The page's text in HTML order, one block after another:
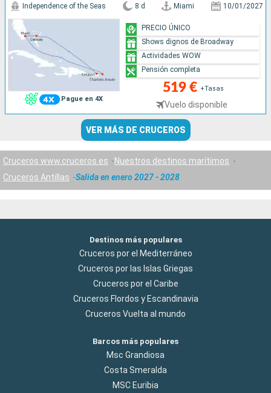
Pague en 4X
Independence of the Seas 8 d Miami 10/01/2027
519 € +Tasas
Vuelo disponible
PRECIO ÚNICO
Shows dignos de Broadway
Actividades WOW
Pensión completa
VER MÁS DE CRUCEROS
Cruceros www.cruceros.es
Nuestros destinos marítimos
Cruceros Antillas
Salida en enero 2027 - 2028
Destinos más populares
Cruceros por el Mediterráneo
Cruceros por las Islas Griegas
Cruceros por el Caribe
Cruceros Flordos y Escandinavia
Cruceros Vuelta al mundo
Barcos más populares
Msc Grandiosa
Costa Smeralda
MSC Euribia